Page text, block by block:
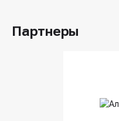
Партнеры